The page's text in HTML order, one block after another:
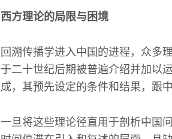
西方理论的局限与困境
回溯传播学进入中国的进程，众多
于二十世纪后期被普遍介绍并加以
成，其预先设定的条件和结果，跟
一旦将这些理论径直用于剖析中国